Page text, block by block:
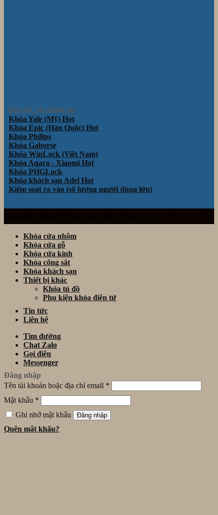
Kết nối với chúng tôi
Khóa Yale (Mỹ)
Khóa Epic (Hàn Quốc)
Khóa Philips
Khóa Gaborse
Khóa WinLock (Việt Nam)
Khóa Aqara - Xiaomi
Khóa PHGLock
Khóa khách sạn Adel
Kiểm soát ra vào (số lượng người dùng lớn)
Khóa cửa nhôm
Khóa cửa gỗ
Khóa cửa kính
Khóa cổng sắt
Khóa khách sạn
Thiết bị khác
Khóa tủ đồ
Phụ kiện khóa điện tử
Tin tức
Liên hệ
Tìm đường
Chat Zalo
Gọi điện
Messenger
Đăng nhập
Tên tài khoản hoặc địa chỉ email *
Mật khẩu *
Ghi nhớ mật khẩu
Đăng nhập
Quên mật khẩu?